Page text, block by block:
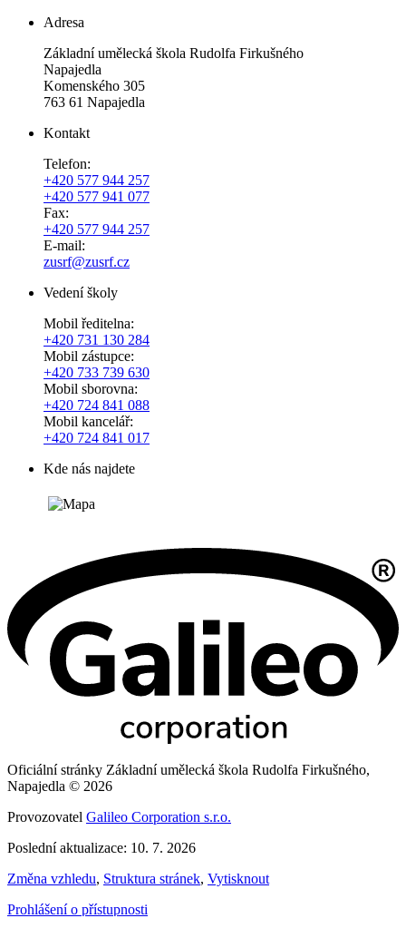
Adresa
Základní umělecká škola Rudolfa Firkušného
Napajedla
Komenského 305
763 61 Napajedla
Kontakt
Telefon:
+420 577 944 257
+420 577 941 077
Fax:
+420 577 944 257
E-mail:
zusrf@zusrf.cz
Vedení školy
Mobil ředitelna:
+420 731 130 284
Mobil zástupce:
+420 733 739 630
Mobil sborovna:
+420 724 841 088
Mobil kancelář:
+420 724 841 017
Kde nás najdete
Oficiální stránky Základní umělecká škola Rudolfa Firkušného,
Napajedla © 2026
Provozovatel Galileo Corporation s.r.o.
Poslední aktualizace: 10. 7. 2026
Změna vzhledu, Struktura stránek, Vytisknout
Prohlášení o přístupnosti